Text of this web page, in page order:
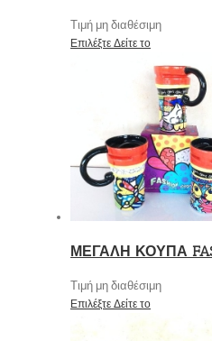
Τιμή μη διαθέσιμη
Επιλέξτε Δείτε το
ΜΕΓΑΛΗ ΚΟΥΠΑ
Τιμή μη διαθέσιμη
Επιλέξτε Δείτε το